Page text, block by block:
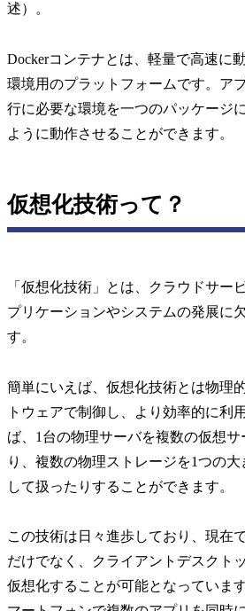
述）。
Dockerコンテナとは、軽量で高速に
環境用のプラットフォームです。ア
行に必要な環境を一つのパッケージ
ように動作させることができます。
仮想化技術って？
「仮想化技術」とは、クラウドサー
プリケーションやシステムの発展に
す。
簡単にいえば、仮想化技術とは物理
トウェアで制御し、より効率的に利
ば、1台の物理サーバを複数の仮想
り、複数の物理ストレージを1つの
して扱ったりすることができます。
この技術は日々進歩しており、現在
だけでなく、クライアントデスクト
仮想化することが可能となっていま